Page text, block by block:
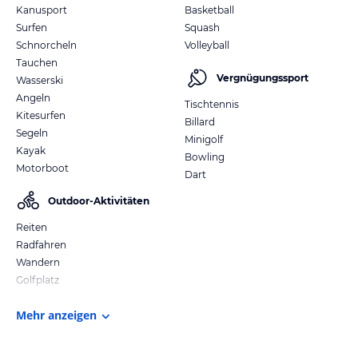
Kanusport
Surfen
Schnorcheln
Tauchen
Wasserski
Angeln
Kitesurfen
Segeln
Kayak
Motorboot
Outdoor-Aktivitäten
Reiten
Radfahren
Wandern
Golfplatz
Basketball
Squash
Volleyball
Vergnügungssport
Tischtennis
Billard
Minigolf
Bowling
Dart
Mehr anzeigen